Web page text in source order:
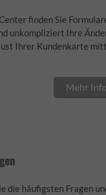
finden Sie
unkompliziert Ihre
Ihrer Kundenkarte
Mehr
die häufigsten Fragen